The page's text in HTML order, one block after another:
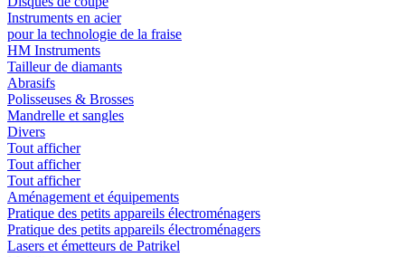
Instruments en acier
pour la technologie de la fraise
HM Instruments
Tailleur de diamants
Abrasifs
Polisseuses & Brosses
Mandrelle et sangles
Divers
Tout afficher
Tout afficher
Tout afficher
Aménagement et équipements
Pratique des petits appareils électroménagers
Pratique des petits appareils électroménagers
Lasers et émetteurs de Patrikel